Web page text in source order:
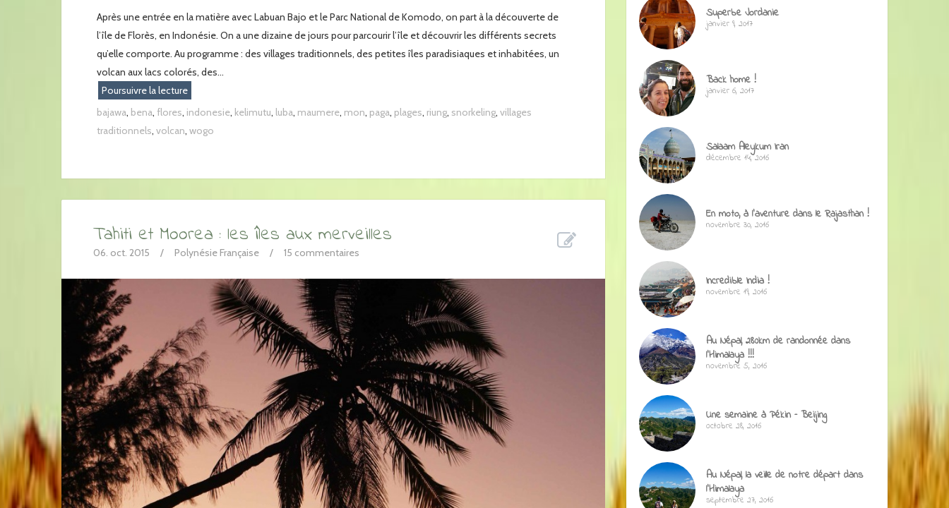
Après une entrée en la matière avec Labuan Bajo et le Parc National de Komodo, on part à la découverte de
l’île de Florès, en Indonésie. On a une dizaine de jours pour parcourir l’île et découvrir les différents secrets
qu’elle comporte. Au programme : des villages traditionnels, des petites îles paradisiaques et inhabitées, un
volcan aux lacs colorés, des...
Poursuivre la lecture
bajawa, bena, flores, indonesie, kelimutu, luba, maumere, mon, paga, plages, riung, snorkeling, villages
traditionnels, volcan, wogo
Tahiti et Moorea : les îles aux merveilles
06. oct. 2015 / Polynésie Française / 15 commentaires
Superbe Jordanie
janvier 9, 2017
Back home !
janvier 6, 2017
Salaam Aleykum Iran
décembre 14, 2016
En moto, à l’aventure dans le Rajasthan !
novembre 30, 2016
Incredible India !
novembre 19, 2016
Au Népal, 280km de randonnée dans
l’Himalaya !!!
novembre 5, 2016
Une semaine à Pékin – Beijing
octobre 28, 2016
Au Népal, la veille de notre départ dans
l’Himalaya
septembre 27, 2016